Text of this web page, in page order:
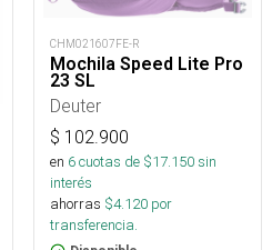
CHM021607FE-R
Mochila Speed Lite Pro
23 SL
Deuter
$ 102.900
en 6cuotas de $17.150sin
interés
ahorras $4.120 por
transferencia.